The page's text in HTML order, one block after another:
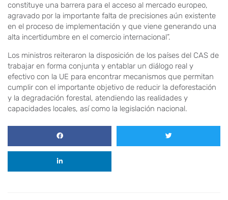
constituye una barrera para el acceso al mercado europeo,
agravado por la importante falta de precisiones aún existente
en el proceso de implementación y que viene generando una
alta incertidumbre en el comercio internacional”.
Los ministros reiteraron la disposición de los países del CAS de
trabajar en forma conjunta y entablar un diálogo real y
efectivo con la UE para encontrar mecanismos que permitan
cumplir con el importante objetivo de reducir la deforestación
y la degradación forestal, atendiendo las realidades y
capacidades locales, así como la legislación nacional.